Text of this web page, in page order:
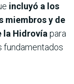
incluyó a los
miembros y de
la Hidrovía para
fundamentados